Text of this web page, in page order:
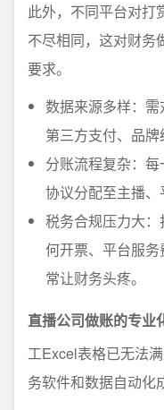
此外，不同平台对打
不尽相同，这对财务
要求。
数据来源多样：需
第三方支付、品牌
分账流程复杂：每
协议分配至主播、
税务合规压力大
何开票、平台服
常让财务头疼。
直播公司做账的专业
工Excel表格已无法
务软件和数据自动化